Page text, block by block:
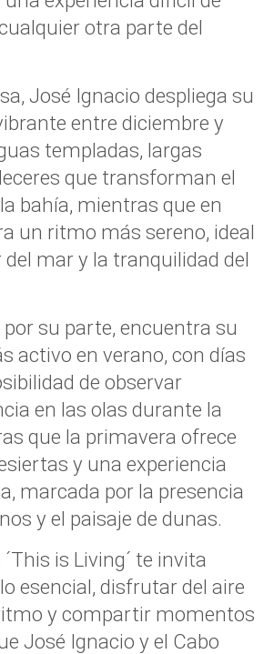
otra parte del
José Ignacio despliega su
entre diciembre y
templadas, largas
que transforman el
bahía, mientras que en
un ritmo más sereno, ideal
mar y la tranquilidad del
por su parte, encuentra su
activo en verano, con días
de observar
en las olas durante la
que la primavera ofrece
y una experiencia
marcada por la presencia
y el paisaje de dunas.
is Living´ te invita
esencial, disfrutar del aire
y compartir momentos
José Ignacio y el Cabo